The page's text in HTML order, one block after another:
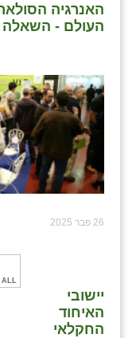
האנרגיה
העולם -
26 פבר 2025
יישובי
האיחוד
החקלאי